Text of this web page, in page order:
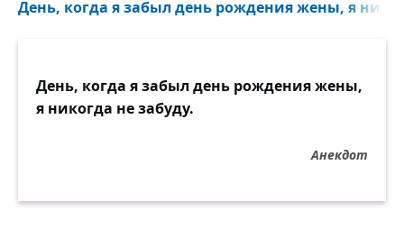
День, когда я забыл день рождения жены, я
День, когда я забыл день рождения жены,
я никогда не забуду.
Анекдот